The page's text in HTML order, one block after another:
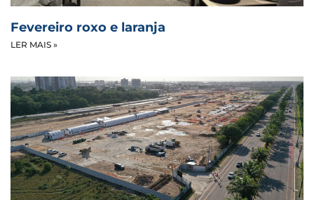
Fevereiro roxo e laranja
LER MAIS »